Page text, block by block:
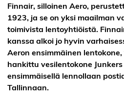
Finnair, silloinen Aero,
1923, ja se on yksi maailman
toimivista lentoyhtiöistä.
kanssa alkoi jo hyvin
Aeron ensimmäinen
hankittu vesilentokone
ensimmäisellä lennollaan
Tallinnaan.